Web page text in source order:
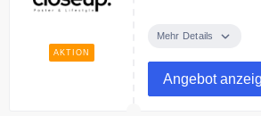
AKTION
tolle
Mehr Details
Angebot